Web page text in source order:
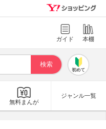
ガイド 本棚
初めて
無料まんが
ジャンル一覧